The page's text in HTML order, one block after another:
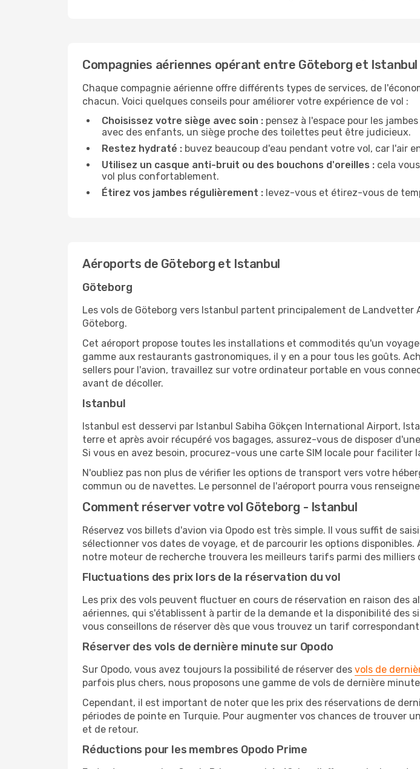
Compagnies aériennes opérant entre Göteborg et Istanbul
Chaque compagnie aérienne offre différents types de services, de
chacun. Voici quelques conseils pour améliorer votre expérience de vol :
Choisissez votre siège avec soin : pensez à l'espace pour les
avec des enfants, un siège proche des toilettes peut être judicieux.
Restez hydraté : buvez beaucoup d'eau pendant votre vol, car l'air
Utilisez un casque anti-bruit ou des bouchons d'oreilles : cela
vol plus confortablement.
Étirez vos jambes régulièrement : levez-vous et étirez-vous de
Aéroports de Göteborg et Istanbul
Göteborg
Les vols de Göteborg vers Istanbul partent principalement de
Göteborg.
Cet aéroport propose toutes les installations et commodités qu'un
gamme aux restaurants gastronomiques, il y en a pour tous les goûts.
sellers pour l'avion, travaillez sur votre ordinateur portable en vous
avant de décoller.
Istanbul
Istanbul est desservi par Istanbul Sabiha Gökçen International Airport,
terre et après avoir récupéré vos bagages, assurez-vous de disposer
Si vous en avez besoin, procurez-vous une carte SIM locale pour faciliter
N'oubliez pas non plus de vérifier les options de transport vers votre
commun ou de navettes. Le personnel de l'aéroport pourra vous
Comment réserver votre vol Göteborg - Istanbul
Réservez vos billets d'avion via Opodo est très simple. Il vous suffit de
sélectionner vos dates de voyage, et de parcourir les options
notre moteur de recherche trouvera les meilleurs tarifs parmi des milliers
Fluctuations des prix lors de la réservation du vol
Les prix des vols peuvent fluctuer en cours de réservation en raison
aériennes, qui s'établissent à partir de la demande et la disponibilité des
vous conseillons de réserver dès que vous trouvez un tarif
Réserver des vols de dernière minute sur Opodo
Sur Opodo, vous avez toujours la possibilité de réserver des vols de
parfois plus chers, nous proposons une gamme de vols de dernière
Cependant, il est important de noter que les prix des réservations de
périodes de pointe en Turquie. Pour augmenter vos chances de trouver
et de retour.
Réductions pour les membres Opodo Prime